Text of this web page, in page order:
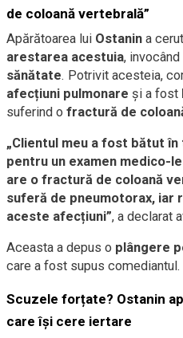
de coloană vertebrală”
Apărătoarea lui Ostanin a
arestarea acestuia, invocând
sănătate. Potrivit acesteia,
afecțiuni pulmonare și a fost
suferind o fractură de
„Clientul meu a fost bătut
pentru un examen medico-
are o fractură de coloană
suferă de pneumotorax, iar
aceste afecțiuni”, a declarat
Aceasta a depus o plângere
care a fost supus comediantul.
Scuzele forțate? Ostanin
care își cere iertare